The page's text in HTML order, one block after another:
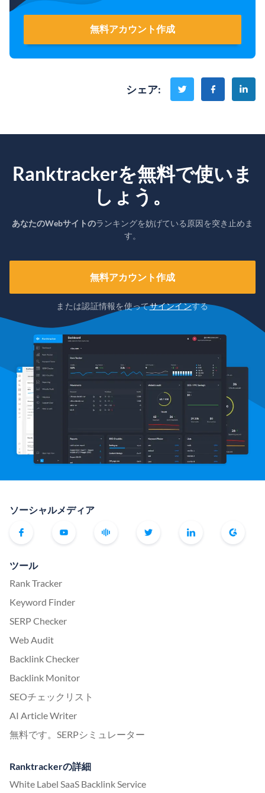
無料アカウント作成
シェア:
Ranktrackerを無料で使いま
しょう。
あなたのWebサイトのランキングを妨げている原因を突き止めま
す。
無料アカウント作成
または認証情報を使ってサインインする
ソーシャルメディア
ツール
Rank Tracker
Keyword Finder
SERP Checker
Web Audit
Backlink Checker
Backlink Monitor
SEOチェックリスト
AI Article Writer
無料です。SERPシミュレーター
Ranktrackerの詳細
White Label SaaS Backlink Service